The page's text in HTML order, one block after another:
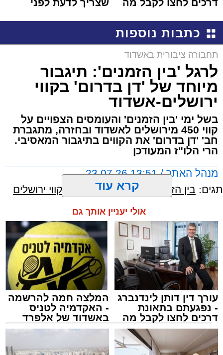
דרכים לחצו לקבל מה
שצריך לדעת לפני
באשדוד
כתבות נוספות
תחבורה ציבורית באשדוד
לרגל 'בין הזמנים': תיגבור
מיוחד של 'דן בדרום' בקווי
ירושלים-אשדוד
בשל ימי 'בין הזמנים' והעומסים הצפויים על
קווי 450 מירושלים לאשדוד ובחזרה, מתגברת
חב' 'דן בדרום' את הקווים בתיגבור המאסיבי.
הרי הלו"ז המעודכן
מנהל האתר / 13:51 23.07.26
תגים: בין הזמנים דן בדרום, תיגבור קווי ירושלים קרא עוד
אולי יעניין אותך גם
עורך דין דותן לינדנברג
- נפגעתם בתאונת
דרכים לחצו לקבל מה
שמגיע לכם
המלצה חמה להרשמה
- האקדמיה לטניס
באשדוד של אלפרד
קריאולנסקי - לילדים